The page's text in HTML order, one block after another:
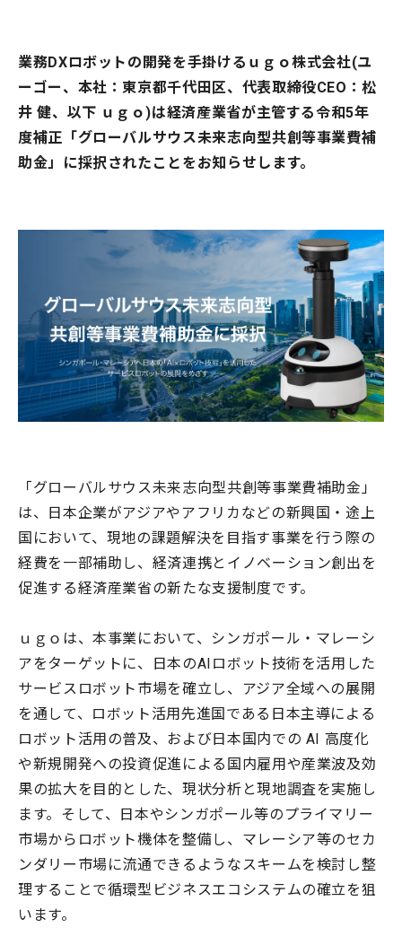
業務DXロボットの開発を手掛けるｕｇｏ株式会社(ユ
ーゴー、本社：東京都千代田区、代表取締役CEO：松
井 健、以下 ｕｇｏ)は経済産業省が主管する令和5年
度補正「グローバルサウス未来志向型共創等事業費補
助金」に採択されたことをお知らせします。
「グローバルサウス未来志向型共創等事業費補助金」
は、日本企業がアジアやアフリカなどの新興国・途上
国において、現地の課題解決を目指す事業を行う際の
経費を一部補助し、経済連携とイノベーション創出を
促進する経済産業省の新たな支援制度です。
ｕｇｏは、本事業において、シンガポール・マレーシ
アをターゲットに、日本のAIロボット技術を活用した
サービスロボット市場を確立し、アジア全域への展開
を通して、ロボット活用先進国である日本主導による
ロボット活用の普及、および日本国内での AI 高度化
や新規開発への投資促進による国内雇用や産業波及効
果の拡大を目的とした、現状分析と現地調査を実施し
ます。そして、日本やシンガポール等のプライマリー
市場からロボット機体を整備し、マレーシア等のセカ
ンダリー市場に流通できるようなスキームを検討し整
理することで循環型ビジネスエコシステムの確立を狙
います。